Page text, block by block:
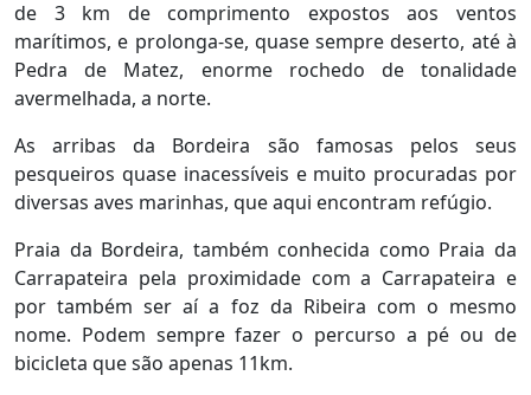
de 3 km de comprimento expostos aos ventos
marítimos, e prolonga-se, quase sempre deserto, até à
Pedra de Matez, enorme rochedo de tonalidade
avermelhada, a norte.
As arribas da Bordeira são famosas pelos seus
pesqueiros quase inacessíveis e muito procuradas por
diversas aves marinhas, que aqui encontram refúgio.
Praia da Bordeira, também conhecida como Praia da
Carrapateira pela proximidade com a Carrapateira e
por também ser aí a foz da Ribeira com o mesmo
nome. Podem sempre fazer o percurso a pé ou de
bicicleta que são apenas 11km.